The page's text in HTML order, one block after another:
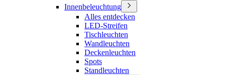
Innenbeleuchtung
Alles entdecken
LED-Streifen
Tischleuchten
Wandleuchten
Deckenleuchten
Spots
Standleuchten